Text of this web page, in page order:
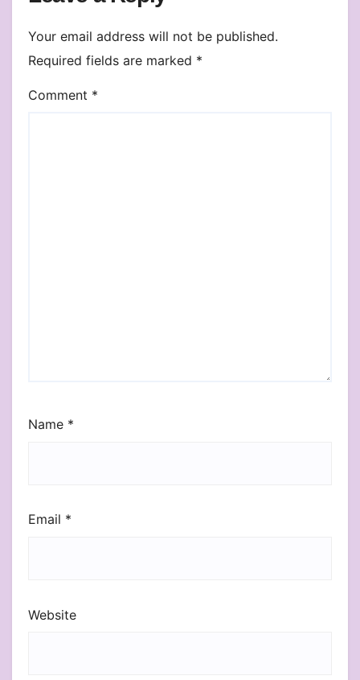
Your email address will not be published.
Required fields are marked *
Comment *
Name *
Email *
Website